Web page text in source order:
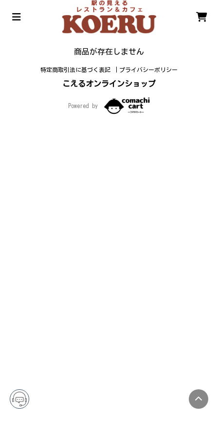
商品が存在しません
特定商取引法に基づく表記 プライバシーポリシー
こえるオンラインショップ
Powered by